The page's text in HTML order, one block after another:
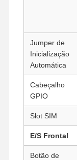
Casa
Jumper de
Inicialização
Automática
Cabeçalho
GPIO
Slot SIM
E/S Frontal
Botão de